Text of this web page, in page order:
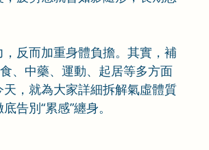
反而加重身體負擔。其實，補
、中藥、運動、起居等多方面
，就為大家詳細拆解氣虛體質
告別“累感”纏身。